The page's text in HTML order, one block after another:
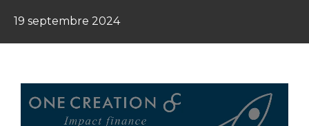
19 septembre 2024